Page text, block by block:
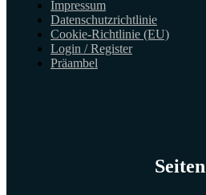
Impressum
Datenschutzrichtlinie
Cookie-Richtlinie (EU)
Login / Register
Präambel
Seiten